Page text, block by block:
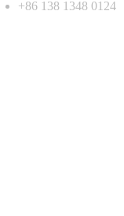
+86 138 1348 0124